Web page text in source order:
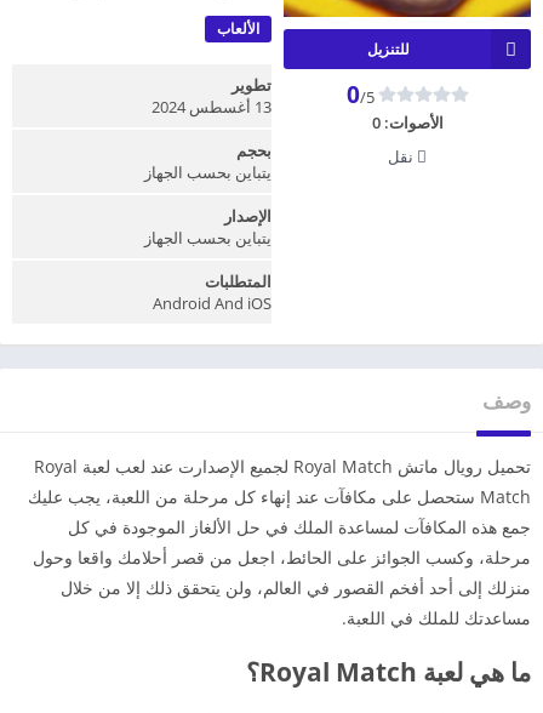
الألعاب
للتنزيل
0/5
الأصوات:0
نقل
تطوير
13 أغسطس 2024
بحجم
يتباين بحسب الجهاز
الإصدار
يتباين بحسب الجهاز
المتطلبات
Android And iOS
وصف
تحميل رويال ماتش Royal Match لجميع الإصدارت عند لعب لعبة Royal
Match ستحصل على مكافآت عند إنهاء كل مرحلة من اللعبة، يجب عليك
جمع هذه المكافآت لمساعدة الملك في حل الألغاز الموجودة في كل
مرحلة، وكسب الجوائز على الحائط، اجعل من قصر أحلامك واقعا وحول
منزلك إلى أحد أفخم القصور في العالم، ولن يتحقق ذلك إلا من خلال
مساعدتك للملك في اللعبة.
ما هي لعبة Royal Match؟